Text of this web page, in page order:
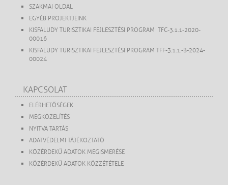
SZAKMAI OLDAL
EGYÉB PROJEKTJEINK
KISFALUDY TURISZTIKAI FEJLESZTÉSI PROGRAM TFC-3.1.1-2020-
00016
KISFALUDY TURISZTIKAI FEJLESZTÉSI PROGRAM TFF-3.1.1.-B-2024-
00024
KAPCSOLAT
ELÉRHETŐSÉGEK
MEGKÖZELÍTÉS
NYITVA TARTÁS
ADATVÉDELMI TÁJÉKOZTATÓ
KÖZÉRDEKŰ ADATOK MEGISMERÉSE
KÖZÉRDEKŰ ADATOK KÖZZÉTÉTELE